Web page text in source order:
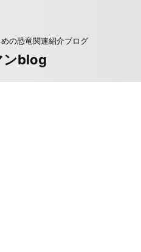
の恐竜関連紹介ブログ
ンblog